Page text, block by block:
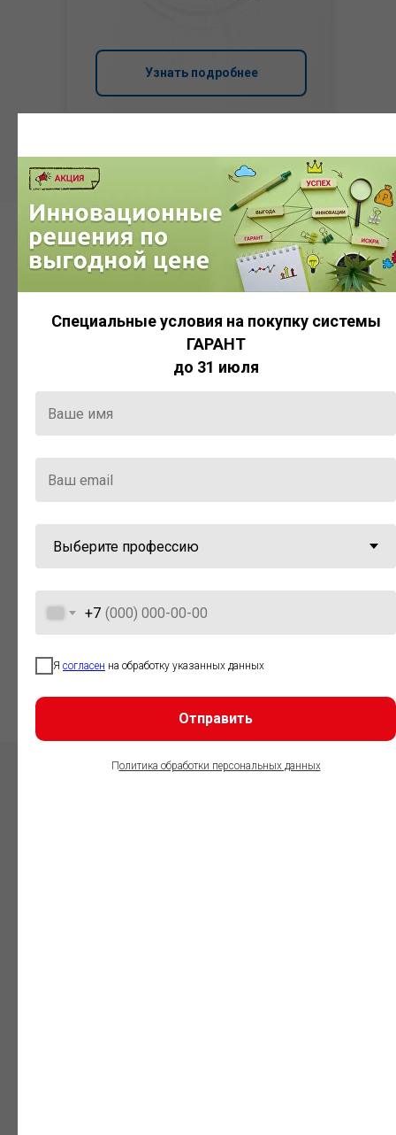
Узнать подробнее
Компания «Гарант» стала
победителем премии «Время
Система
ГАРАНТ
Актуальная правовая информация
и инструменты для максимально
эффективной работы с ней.
Специальные условия на покупку системы
ГАРАНТ
до 31 июля
+7
Я согласен на обработку указанных данных
Отправить
Политика обработки персональных данных